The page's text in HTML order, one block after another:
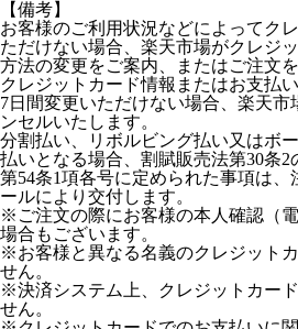
【備考】
お客様のご利用状況などによってク
ただけない場合、楽天市場がクレジ
方法の変更をご案内、またはご注文
クレジットカード情報またはお支払
7日間変更いただけない場合、楽天市
ンセルいたします。
分割払い、リボルビング払い又はボ
払いとなる場合、割賦販売法第30条2
第54条1項各号に定められた事項は、
ールにより交付します。
※ご注文の際にお客様の本人確認（
場合もございます。
※お客様と異なる名義のクレジット
せん。
※決済システム上、クレジットカー
せん。